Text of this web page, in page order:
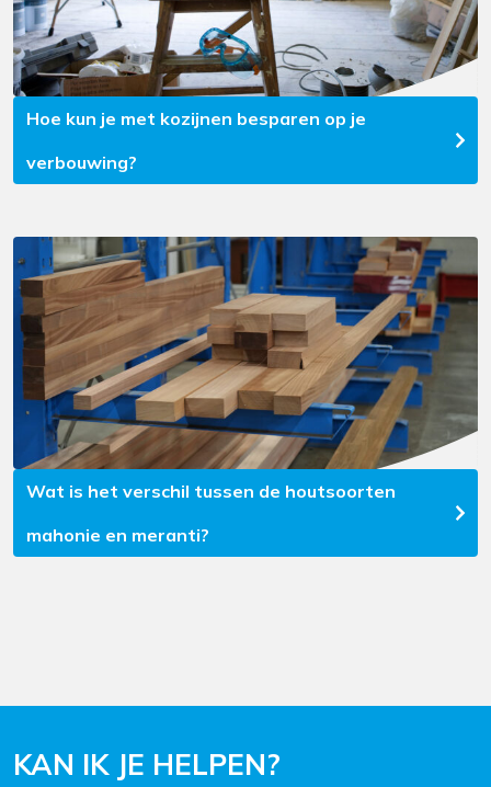
Hoe kun je met kozijnen besparen op je
verbouwing?
Wat is het verschil tussen de houtsoorten
mahonie en meranti?
KAN IK JE HELPEN?